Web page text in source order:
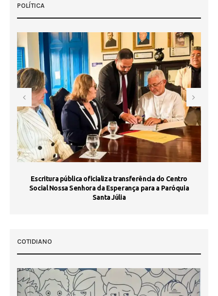
POLÍTICA
Escritura pública oficializa transferência do Centro
Social Nossa Senhora da Esperança para a Paróquia
Santa Júlia
COTIDIANO